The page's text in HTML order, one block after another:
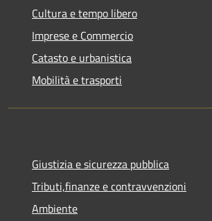
Cultura e tempo libero
Imprese e Commercio
Catasto e urbanistica
Mobilità e trasporti
Giustizia e sicurezza pubblica
Tributi,finanze e contravvenzioni
Ambiente